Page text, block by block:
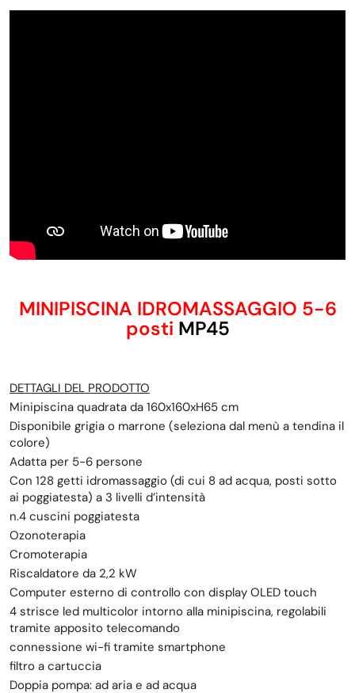
MINIPISCINA IDROMASSAGGIO 5-6
posti MP45
DETTAGLI DEL PRODOTTO
Minipiscina quadrata da 160x160xH65 cm
Disponibile grigia o marrone (seleziona dal menù a tendina il
colore)
Adatta per 5-6 persone
Con 128 getti idromassaggio (di cui 8 ad acqua, posti sotto
ai poggiatesta) a 3 livelli d’intensità
n.4 cuscini poggiatesta
Ozonoterapia
Cromoterapia
Riscaldatore da 2,2 kW
Computer esterno di controllo con display OLED touch
4 strisce led multicolor intorno alla minipiscina, regolabili
tramite apposito telecomando
connessione wi-fi tramite smartphone
filtro a cartuccia
Doppia pompa: ad aria e ad acqua